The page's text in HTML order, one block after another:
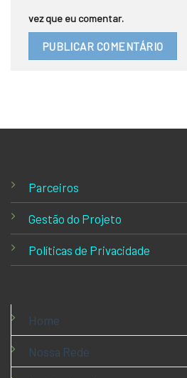
vez que eu comentar.
Parceiros
Gestão do Projeto
Políticas de Privacidade
Home
Nossa Rede